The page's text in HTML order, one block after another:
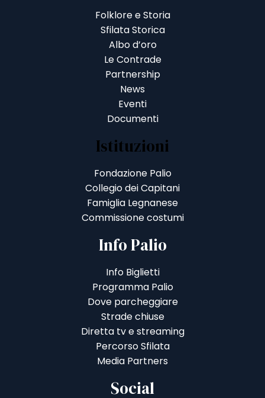
Folklore e Storia
Sfilata Storica
Albo d’oro
Le Contrade
Partnership
News
Eventi
Documenti
Istituzioni
Fondazione Palio
Collegio dei Capitani
Famiglia Legnanese
Commissione costumi
Info Palio
Info Biglietti
Programma Palio
Dove parcheggiare
Strade chiuse
Diretta tv e streaming
Percorso Sfilata
Media Partners
Social